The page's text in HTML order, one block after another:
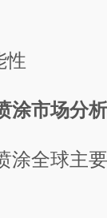
涂市场分析
全球主要